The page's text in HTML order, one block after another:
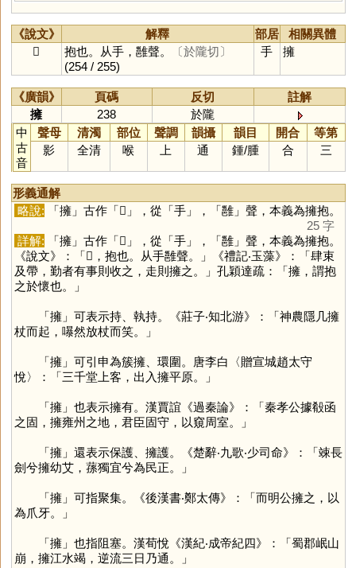
《說文》 解釋 部居
相關異體
𢹬
抱也。从手，雝聲。
〔於隴切〕
(254 / 255)
手 擁
《廣韻》 頁碼 反切
註解
擁
238
於隴
中
古
音
聲母 清濁 部位 聲調 韻攝 韻目 開合
等第
影
全清 喉 上 通 鍾/腫 合 三
形義通解
略說: 「擁」古作「𢹬 」，從「手」，「雝」聲，本義為擁抱。
25 字
詳解: 「擁」古作「𢹬 」，從「手」，「雝」聲，本義為擁抱。
《說文》：「𢹬，抱也。从手雝聲。」《禮記‧玉藻》：「肆束
及帶，勤者有事則收之，走則擁之。」孔穎達疏：「擁，謂抱
之於懷也。」
「擁」可表示持、執持。《莊子‧知北游》：「神農隱几擁
杖而起，嚗然放杖而笑。」
「擁」可引申為簇擁、環圍。唐李白〈贈宣城趙太守
悅〉：「三千堂上客，出入擁平原。」
「擁」也表示擁有。漢賈誼《過秦論》：「秦孝公據殽函
之固，擁雍州之地，君臣固守，以窺周室。」
「擁」還表示保護、擁護。《楚辭‧九歌‧少司命》：「竦長
劍兮擁幼艾，蓀獨宜兮為民正。」
「擁」可指聚集。《後漢書‧鄭太傳》：「而明公擁之，以
為爪牙。」
「擁」也指阻塞。漢荀悅《漢紀‧成帝紀四》：「蜀郡岷山
崩，擁江水竭，逆流三日乃通。」